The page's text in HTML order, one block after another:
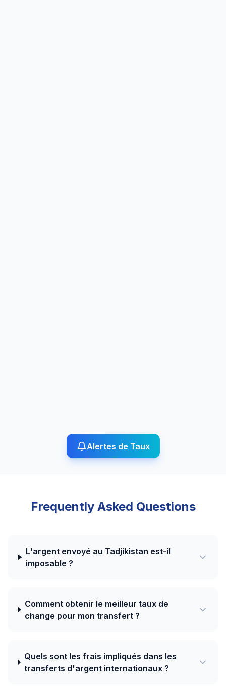
Alertes de Taux
Frequently Asked Questions
L'argent envoyé au Tadjikistan est-il
imposable ?
Comment obtenir le meilleur taux de
change pour mon transfert ?
Quels sont les frais impliqués dans les
transferts d'argent internationaux ?